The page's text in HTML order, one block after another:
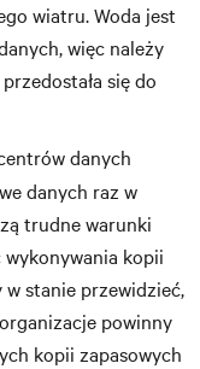
wiatru. Woda jest
więc należy
się do
danych
danych raz w
trudne warunki
kopii
w stanie przewidzieć,
powinny
kopii zapasowych